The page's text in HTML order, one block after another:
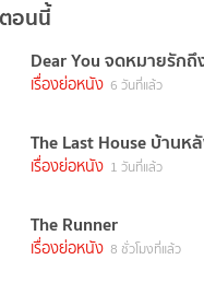
อนนี้
Dear You จดหมายรักถึ
เรื่องย่อหนัง 6 วันที่แล้ว
The Last House บ้านห
เรื่องย่อหนัง 1 วันที่แล้ว
The Runner
เรื่องย่อหนัง 8 ชั่วโมงที่แล้ว